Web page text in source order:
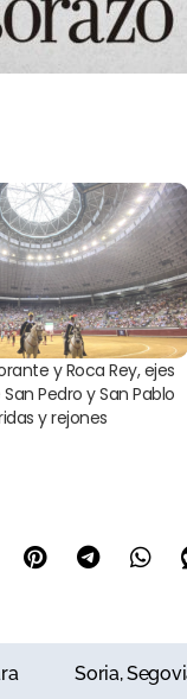
y Roca Rey, ejes
Pedro y San Pablo
y rejones
Soria,